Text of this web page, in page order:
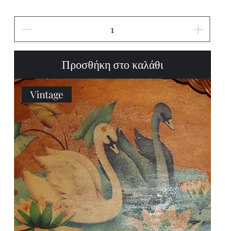
Προσθήκη στο καλάθι
Vintage